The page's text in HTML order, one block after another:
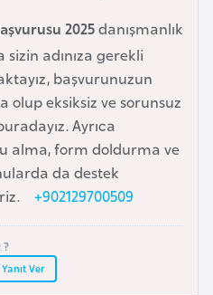
2025danışmanlık
adınıza gerekli
başvurunuzun
olup eksiksiz ve sorunsuz
Ayrıca
alma, form doldurma ve
da destek
+902129700509
?
Yanıt Ver